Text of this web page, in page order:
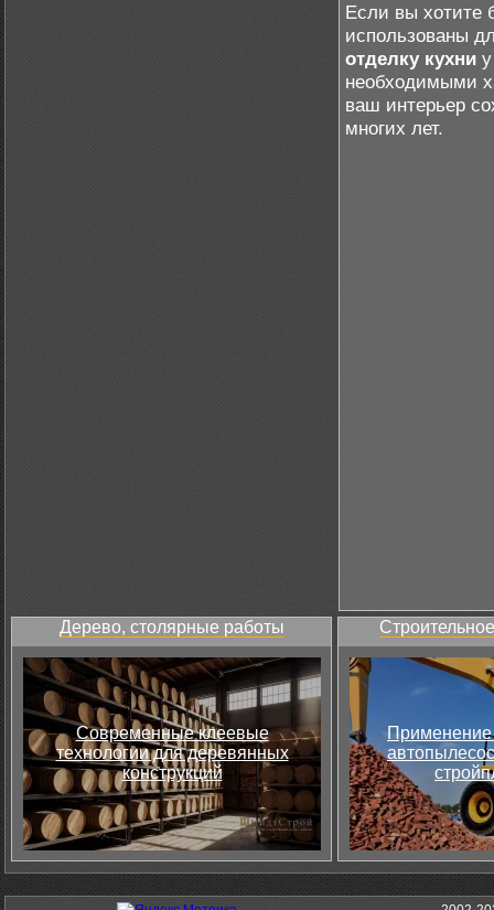
Если вы хотите
использованы
отделку кухни
необходимыми
ваш интерьер
многих лет.
Дерево, столярные работы
Современные клеевые
технологии для деревянных
конструкций
Применение